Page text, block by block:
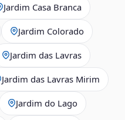
Jardim Casa Branca
Jardim Colorado
Jardim das Lavras
Jardim das Lavras Mirim
Jardim do Lago